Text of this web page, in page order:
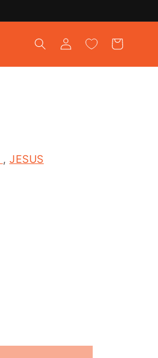
ロ
グ
イ
ン
ー
,JESUS